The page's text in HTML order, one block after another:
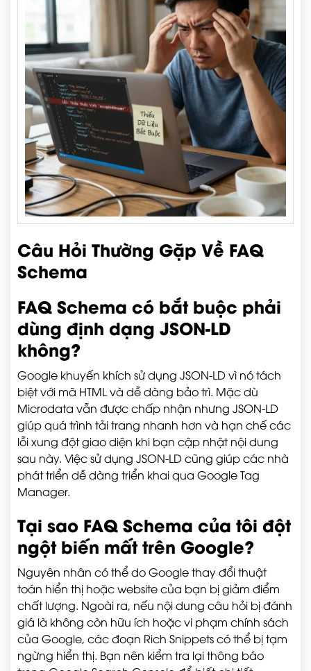
Câu Hỏi Thường Gặp Về FAQ
Schema
FAQ Schema có bắt buộc phải
dùng định dạng JSON-LD
không?
Google khuyến khích sử dụng JSON-LD vì nó tách
biệt với mã HTML và dễ dàng bảo trì. Mặc dù
Microdata vẫn được chấp nhận nhưng JSON-LD
giúp quá trình tải trang nhanh hơn và hạn chế các
lỗi xung đột giao diện khi bạn cập nhật nội dung
sau này. Việc sử dụng JSON-LD cũng giúp các nhà
phát triển dễ dàng triển khai qua Google Tag
Manager.
Tại sao FAQ Schema của tôi đột
ngột biến mất trên Google?
Nguyên nhân có thể do Google thay đổi thuật
toán hiển thị hoặc website của bạn bị giảm điểm
chất lượng. Ngoài ra, nếu nội dung câu hỏi bị đánh
giá là không còn hữu ích hoặc vi phạm chính sách
của Google, các đoạn Rich Snippets có thể bị tạm
ngừng hiển thị. Bạn nên kiểm tra lại thông báo